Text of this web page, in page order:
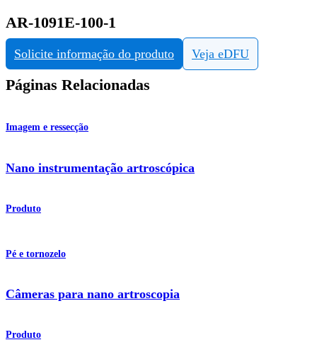
AR-1091E-100-1
Solicite informação do produto Veja eDFU
Páginas Relacionadas
Imagem e ressecção
Nano instrumentação artroscópica
Produto
Pé e tornozelo
Câmeras para nano artroscopia
Produto